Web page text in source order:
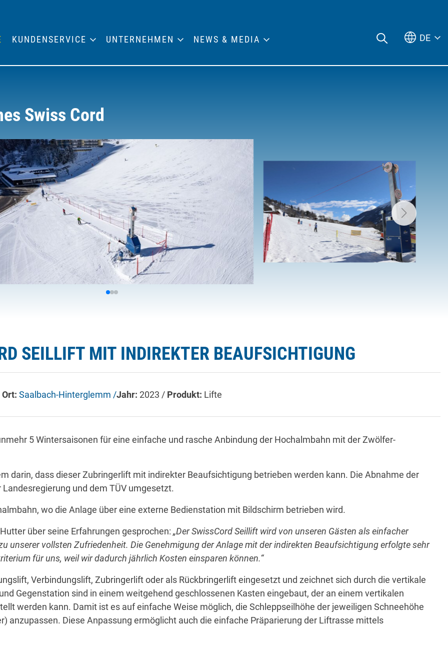
Swiss Cord
SEILLIFT MIT INDIREKTER BEAUFSICHTIGUNG
Ort: Saalbach-Hinterglemm /Jahr: 2023 / Produkt: Lifte
5 Wintersaisonen für eine einfache und rasche Anbindung der Hochalmbahn mit der Zwölfer-
darin, dass dieser Zubringerlift mit indirekter Beaufsichtigung betrieben werden kann. Die Abnahme der
und dem TÜV umgesetzt.
wo die Anlage über eine externe Bedienstation mit Bildschirm betrieben wird.
über seine Erfahrungen gesprochen: „Der SwissCord Seillift wird von unseren Gästen als einfacher
unserer vollsten Zufriedenheit. Die Genehmigung der Anlage mit der indirekten Beaufsichtigung erfolgte sehr
für uns, weil wir dadurch jährlich Kosten einsparen können.“
Verbindungslift, Zubringerlift oder als Rückbringerlift eingesetzt und zeichnet sich durch die vertikale
Gegenstation sind in einem weitgehend geschlossenen Kasten eingebaut, der an einem vertikalen
werden kann. Damit ist es auf einfache Weise möglich, die Schleppseilhöhe der jeweiligen Schneehöhe
anzupassen. Diese Anpassung ermöglicht auch die einfache Präparierung der Liftrasse mittels
KUNDENSERVICE UNTERNEHMEN NEWS & MEDIA DE